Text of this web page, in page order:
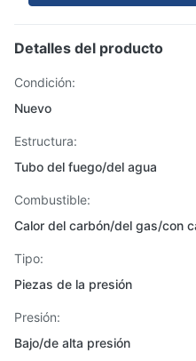
Detalles del producto
Condición:
Nuevo
Estructura:
Tubo del fuego/del agua
Combustible:
Calor del carbón/del gas/con
Tipo:
Piezas de la presión
Presión:
Bajo/de alta presión